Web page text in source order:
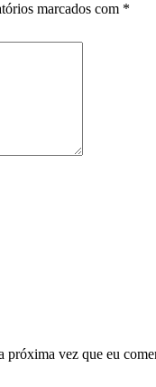
marcados com *
próxima vez que eu